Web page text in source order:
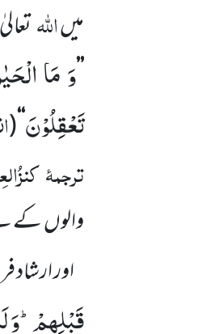
میںاللّٰہ
’’وَ مَا
تَعْقِلُوْنَ‘‘
(
ترجمۂ
والوں کے
اور ارشاد
قَبْلِهِمْؕ-وَ